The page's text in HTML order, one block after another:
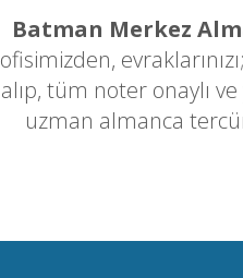
Batman Merkez
ofisimizden,
alıp, tüm noter onaylı
uzman almanca